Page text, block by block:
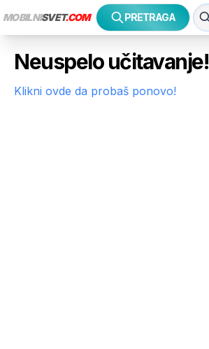
MOBILNISVET.COM PRETRAGA
Neuspelo učitavanje!
Klikni ovde da probaš ponovo!